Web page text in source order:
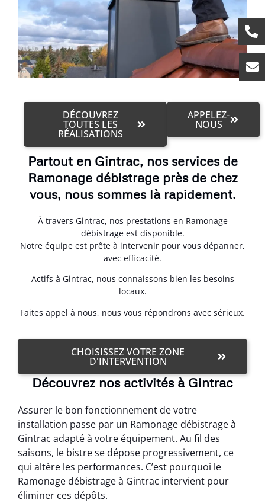
DÉCOUVREZ
TOUTES LES
RÉALISATIONS
APPELEZ-
NOUS
Partout en Gintrac, nos services de
Ramonage débistrage près de chez
vous, nous sommes là rapidement.
À travers Gintrac, nos prestations en Ramonage
débistrage est disponible.
Notre équipe est prête à intervenir pour vous dépanner,
avec efficacité.
Actifs à Gintrac, nous connaissons bien les besoins
locaux.
Faites appel à nous, nous vous répondrons avec sérieux.
CHOISISSEZ VOTRE ZONE
D'INTERVENTION
Découvrez nos activités à Gintrac
Assurer le bon fonctionnement de votre
installation passe par un Ramonage débistrage à
Gintrac adapté à votre équipement. Au fil des
saisons, le bistre se dépose progressivement, ce
qui altère les performances. C’est pourquoi le
Ramonage débistrage à Gintrac intervient pour
éliminer ces dépôts.